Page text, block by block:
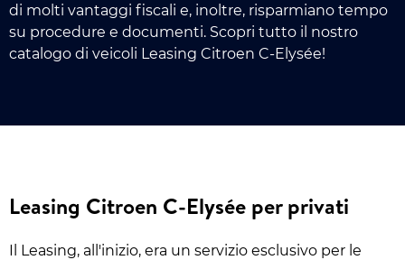
di molti vantaggi fiscali e, inoltre, risparmiano tempo
su procedure e documenti. Scopri tutto il nostro
catalogo di veicoli Leasing Citroen C-Elysée!
Leasing Citroen C-Elysée per privati
Il Leasing, all'inizio, era un servizio esclusivo per le